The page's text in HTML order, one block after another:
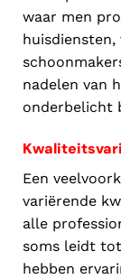
waar men
nadelen van
onderbelicht
Een
variërende
alle
soms leidt
hebben